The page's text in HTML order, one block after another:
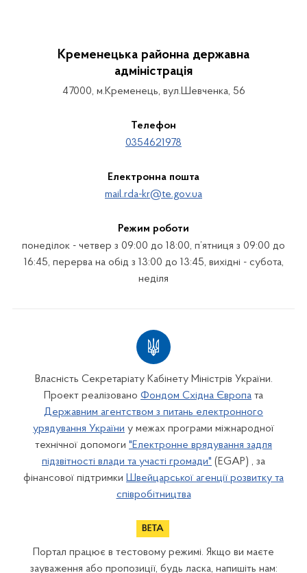
Кременецька районна державна
адміністрація
47000, м.Кременець, вул.Шевченка, 56
Телефон
0354621978
Електронна пошта
mail.rda-kr@te.gov.ua
Режим роботи
понеділок - четвер з 09:00 до 18:00, п’ятниця з 09:00 до
16:45, перерва на обід з 13:00 до 13:45, вихідні - субота,
неділя
Власність Секретаріату Кабінету Міністрів України.
Проект реалізовано Фондом Східна Європа та
Державним агентством з питань електронного
урядування України у межах програми міжнародної
технічної допомоги "Електронне врядування задля
підзвітності влади та участі громади" (EGAP) , за
фінансової підтримки Швейцарської агенції розвитку та
співробітництва
Портал працює в тестовому режимі. Якщо ви маєте
зауваження або пропозиції, будь ласка, напишіть нам: